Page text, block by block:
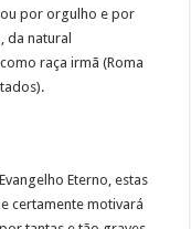
por orgulho e por
natural
raça irmã (Roma
Eterno, estas
certamente motivará